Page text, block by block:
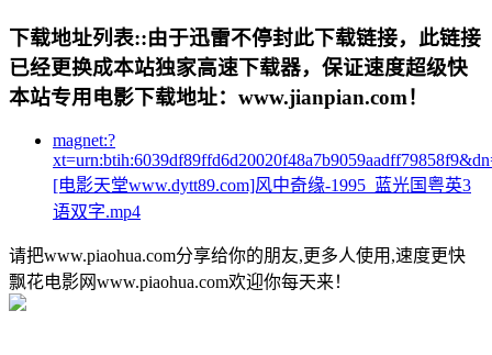
下载地址列表::由于迅雷不停封此下载链接，此链接
已经更换成本站独家高速下载器，保证速度超级快
本站专用电影下载地址：www.jianpian.com！
magnet:?
[电影天堂www.dytt89.com]风中奇缘-1995_蓝光国粤英3
语双字.mp4
请把www.piaohua.com分享给你的朋友,更多人使用,速度更快
飘花电影网www.piaohua.com欢迎你每天来！